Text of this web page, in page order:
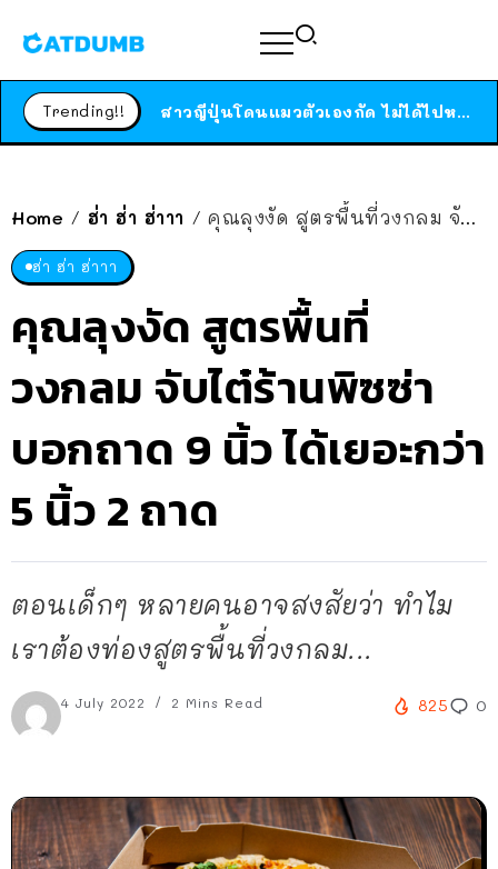
Trending!! สาวญี่ปุ่นโดนแมวตัวเองกัด ไม่ได้ไปหาหมอตั้งแต่เนิ่นๆ สุดท้ายขาบวม กลายเป็นโรคเนื้อเน่า เตือนทาสแมวทั้งหลายให้ระวัง
Home / ฮ่า ฮ่า ฮ่าาา / คุณลุงงัด สูตรพื้นที่วงกลม จับไต๋ร้านพิซซ่า บอกถาด 9 นิ้ว ได้เยอะกว่า 5 นิ้ว 2 ถาด
ฮ่า ฮ่า ฮ่าาา
คุณลุงงัด สูตรพื้นที่
วงกลม จับไต๋ร้านพิซซ่า
บอกถาด 9 นิ้ว ได้เยอะกว่า
5 นิ้ว 2 ถาด
ตอนเด็กๆ หลายคนอาจสงสัยว่า ทำไม
เราต้องท่องสูตรพื้นที่วงกลม...
4 July 2022 2 Mins Read 825 0